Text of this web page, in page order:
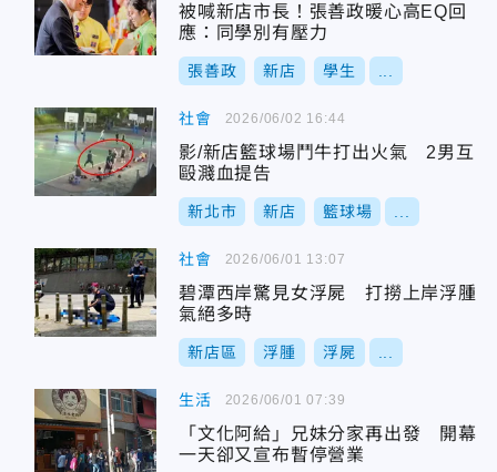
被喊新店市長！張善政暖心高EQ回
應：同學別有壓力
張善政 新店 學生
社會
影/新店籃球場鬥牛打出火氣 2男互
毆濺血提告
新北市 新店 籃球場
2026/06/02 16:44
社會
碧潭西岸驚見女浮屍 打撈上岸浮腫
氣絕多時
新店區 浮腫 浮屍
2026/06/01 13:07
生活
「文化阿給」兄妹分家再出發 開幕
一天卻又宣布暫停營業
2026/06/01 07:39